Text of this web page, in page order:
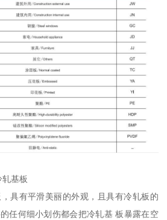
基板
具有平滑美丽的外观，且具有冷轧板的
任何细小划伤都会把冷轧基 板暴露在空